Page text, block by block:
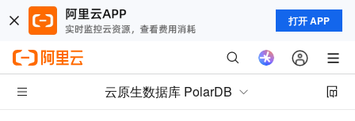
打开 APP
云原生数据库 PolarDB